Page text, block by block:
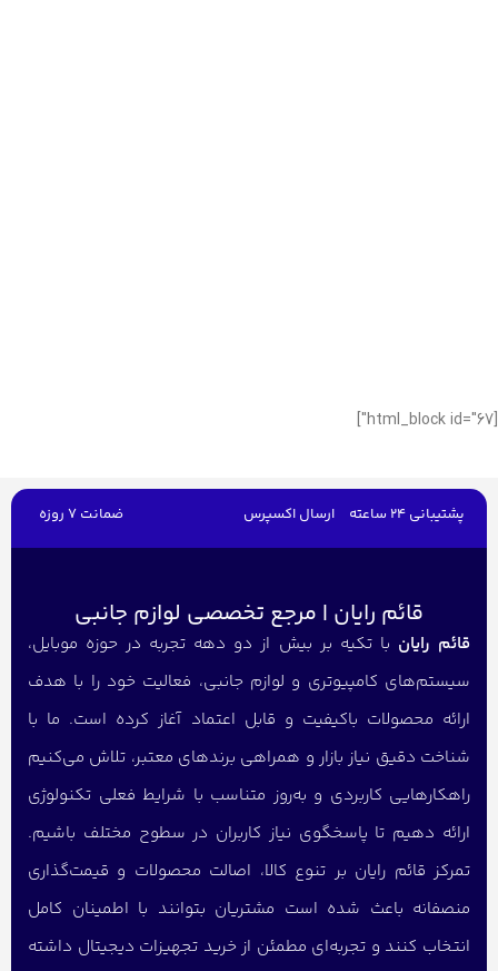
[html_block id="67"]
پشتیبانی 24 ساعته ارسال اکسپرس ضمانت 7 روزه
قائم رایان | مرجع تخصصی لوازم جانبی
قائم رایان با تکیه بر بیش از دو دهه تجربه در حوزه موبایل،
سیستم‌های کامپیوتری و لوازم جانبی، فعالیت خود را با هدف
ارائه محصولات باکیفیت و قابل اعتماد آغاز کرده است. ما با
شناخت دقیق نیاز بازار و همراهی برندهای معتبر، تلاش می‌کنیم
راهکارهایی کاربردی و به‌روز متناسب با شرایط فعلی تکنولوژی
ارائه دهیم تا پاسخگوی نیاز کاربران در سطوح مختلف باشیم.
تمرکز قائم رایان بر تنوع کالا، اصالت محصولات و قیمت‌گذاری
منصفانه باعث شده است مشتریان بتوانند با اطمینان کامل
انتخاب کنند و تجربه‌ای مطمئن از خرید تجهیزات دیجیتال داشته